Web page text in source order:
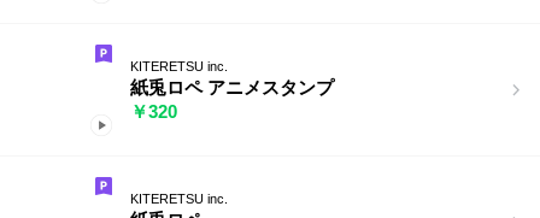
KITERETSU inc.
紙兎ロペ アニメスタンプ
￥320
KITERETSU inc.